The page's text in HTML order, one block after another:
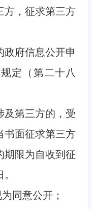
方，征求第三方
府信息公开申
定（第二十八
第三方的，受
书面征求第三方
期限为自收到征
同意公开；